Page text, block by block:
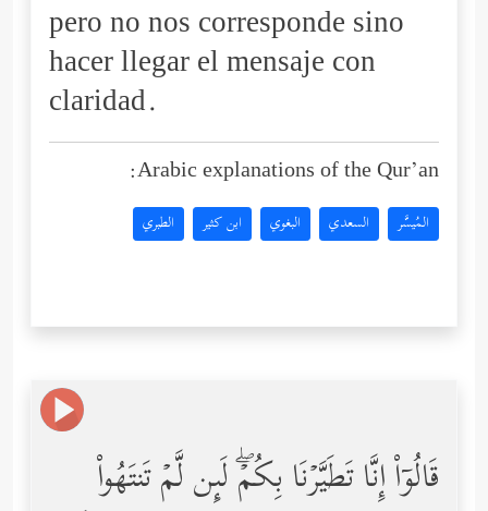
pero no nos corresponde sino
hacer llegar el mensaje con
claridad.
Arabic explanations of the Qur’an:
المُيسَّر السعدي البغوي ابن كثير الطبري
قَالُوۤاْ إِنَّا تَطَیَّرۡنَا بِكُمۡۖ لَىِٕن لَّمۡ تَنتَهُواْ